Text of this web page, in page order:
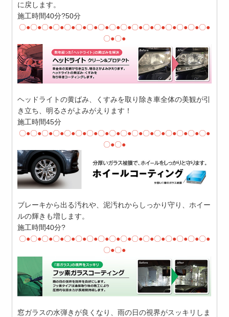
に戻します。
施工時間40分?50分
〇●〇●〇●〇●〇●〇●〇●〇●〇●〇●〇●〇●〇●〇●〇●〇●〇●
〇●〇●
ヘッドライトの黄ばみ、くすみを取り除き車全体の美観が引
き立ち、明るさがよみがえります！
施工時間45分
〇●〇●〇●〇●〇●〇●〇●〇●〇●〇●〇●〇●〇●〇●〇●〇●〇●
〇●〇●
ブレーキから出る汚れや、泥汚れからしっかり守り、ホイー
ルの輝きも増します。
施工時間40分?
〇●〇●〇●〇●〇●〇●〇●〇●〇●〇●〇●〇●〇●〇●〇●〇●〇●
〇●〇●
窓ガラスの水弾きが良くなり、雨の日の視界がスッキリしま